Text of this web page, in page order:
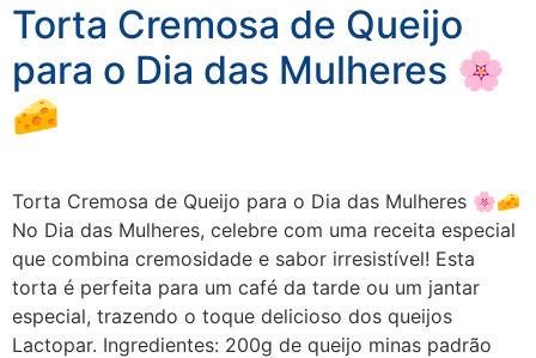
Torta Cremosa de Queijo
para o Dia das Mulheres 🌸
🧀
Torta Cremosa de Queijo para o Dia das Mulheres 🌸🧀
No Dia das Mulheres, celebre com uma receita especial
que combina cremosidade e sabor irresistível! Esta
torta é perfeita para um café da tarde ou um jantar
especial, trazendo o toque delicioso dos queijos
Lactopar. Ingredientes: 200g de queijo minas padrão